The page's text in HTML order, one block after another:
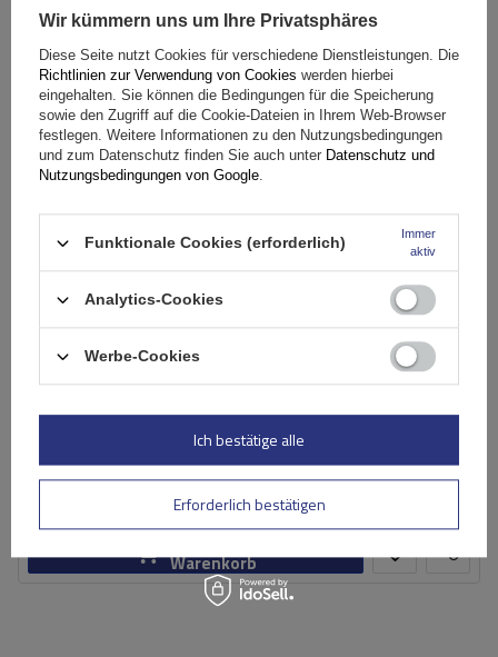
Peruzzo Firenze 2 E-Bike – Heckklappen-Fahrradträger
Maximales Fahrradgewicht:
22,5 kg
Nutzlast der Haltebügel:
45 kg
kompatibel mit Elektrofahrrädern
Aluminiumkonstruktion
179,99 €inkl. MwSt
Große Menge verfügbar Wir versenden schon am
Warenkorb
Wir kümmern uns um Ihre Privatsphäres
Diese Seite nutzt Cookies für verschiedene Dienstleistungen. Die
Richtlinien zur Verwendung von Cookies werden hierbei
eingehalten. Sie können die Bedingungen für die Speicherung
sowie den Zugriff auf die Cookie-Dateien in Ihrem Web-Browser
festlegen. Weitere Informationen zu den Nutzungsbedingungen
und zum Datenschutz finden Sie auch unter Datenschutz und
Nutzungsbedingungen von Google.
Funktionale Cookies (erforderlich)
Immer
aktiv
Analytics-Cookies
Werbe-Cookies
Erforderlich bestätigen
Ich bestätige alle